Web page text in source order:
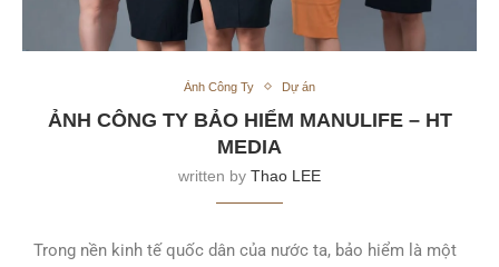
Ảnh Công Ty Dự án
ẢNH CÔNG TY BẢO HIỂM MANULIFE – HT
MEDIA
written by Thao LEE
Trong nền kinh tế quốc dân của nước ta, bảo hiểm là một